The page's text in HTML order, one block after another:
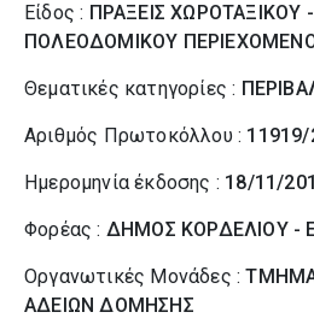
Είδος : ΠΡΑΞΕΙΣ ΧΩΡΟΤΑΞΙΚΟΥ -
ΠΟΛΕΟΔΟΜΙΚΟΥ
Θεματικές κατηγορίες :
Αριθμός Πρωτοκόλλου : 11919/
Ημερομηνία έκδοσης : 18/11/
Φορέας : ΔΗΜΟΣ ΚΟΡΔΕΛΙΟΥ -
Οργανωτικές Μονάδες :
ΑΔΕΙΩΝ ΔΟΜΗΣΗΣ